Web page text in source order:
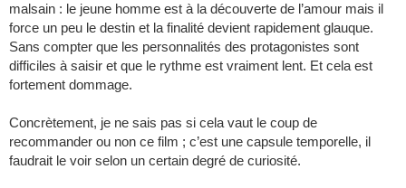
malsain : le jeune homme est à la découverte de l’amour mais il
force un peu le destin et la finalité devient rapidement glauque.
Sans compter que les personnalités des protagonistes sont
difficiles à saisir et que le rythme est vraiment lent. Et cela est
fortement dommage.
Concrètement, je ne sais pas si cela vaut le coup de
recommander ou non ce film ; c’est une capsule temporelle, il
faudrait le voir selon un certain degré de curiosité.